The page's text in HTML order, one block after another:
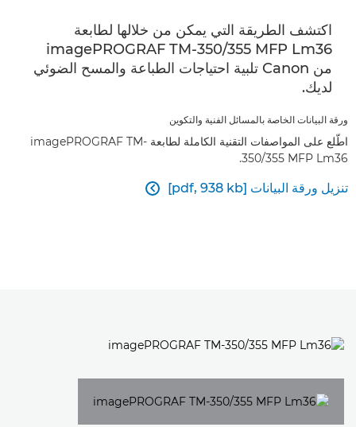
اكتشف الطريقة التي يمكن من خلالها لطابعة
imagePROGRAF TM-350/355 MFP Lm36
من Canon تلبية احتياجات الطباعة والمسح الضوئي
لديك.
ورقة البيانات الخاصة بالمسائل الفنية والتكوين
اطّلع على المواصفات التقنية الكاملة لطابعة imagePROGRAF TM-
350/355 MFP Lm36.
تنزيل ورقة البيانات [pdf, 938 kb] 